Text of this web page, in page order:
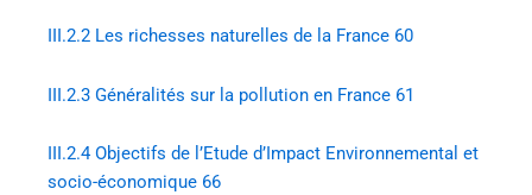
III.2.2 Les richesses naturelles de la France 60
III.2.3 Généralités sur la pollution en France 61
III.2.4 Objectifs de l’Etude d’Impact Environnemental et
socio-économique 66